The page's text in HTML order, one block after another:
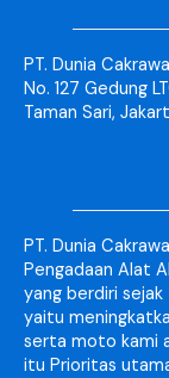
PT. Dunia
No. 127 Gedung
Taman Sari,
PT. Dunia
Pengadaan Alat
yang berdiri sejak
yaitu
serta moto kami
itu Prioritas